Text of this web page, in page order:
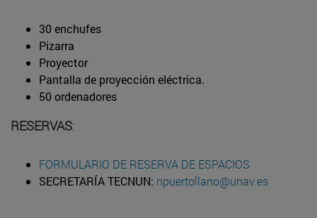
30 enchufes
Pizarra
Proyector
Pantalla de proyección eléctrica.
50 ordenadores
RESERVAS:
FORMULARIO DE RESERVA DE ESPACIOS
SECRETARÍA TECNUN: npuertollano@unav.es